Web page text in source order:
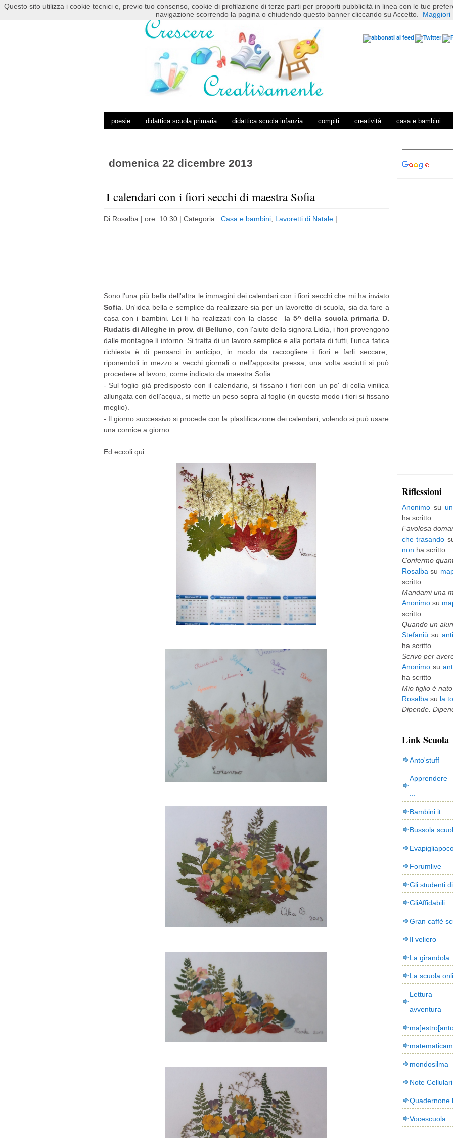
HOME POSTS RSS COMMENTS RSS
poesie didattica scuola primaria didattica scuola infanzia compiti creatività casa e bambini
domenica 22 dicembre 2013
I calendari con i fiori secchi di maestra Sofia
Di Rosalba | ore: 10:30 | Categoria : Casa e bambini, Lavoretti di Natale |
Sono l'una più bella dell'altra le immagini dei calendari con i fiori secchi che mi ha inviato
Sofia. Un'idea bella e semplice da realizzare sia per un lavoretto di scuola, sia da fare a
casa con i bambini. Lei li ha realizzati con la classe la 5^ della scuola primaria D.
Rudatis di Alleghe in prov. di Belluno , con l'aiuto della signora Lidia, i fiori provengono
dalle montagne lì intorno. Si tratta di un lavoro semplice e alla portata di tutti, l'unca fatica
richiesta è di pensarci in anticipo, in modo da raccogliere i fiori e farli seccare,
riponendoli in mezzo a vecchi giornali o nell'apposita pressa, una volta asciutti si può
procedere al lavoro, come indicato da maestra Sofia:
- Sul foglio già predisposto con il calendario, si fissano i fiori con un po' di colla vinilica
allungata con dell'acqua, si mette un peso sopra al foglio (in questo modo i fiori si fissano
meglio).
- Il giorno successivo si procede con la plastificazione dei calendari, volendo si può usare
una cornice a giorno.
Ed eccoli qui:
o
Riflessioni
Anonimosu
ha scritto
Favolosa
che trasando
non ha scritto
Confermo
Rosalba su
scritto
Mandami una
Anonimosu
scritto
Quando un
Stefaniù su
ha scritto
Scrivo per avere
Anonimosu
ha scritto
Mio figlio è nato
Rosalba su la
Dipende.
Link Scuola
Anto'stuff
Bambini.it
Bussola
Forumlive
Gli studenti
GliAffidabili
Gran caffè
Il veliero
La girandola
La scuola
avventura
mondosilma
Note Cellulari
Quadernone
Vocescuola
Questo sito utilizza i cookie tecnici e, previo tuo consenso, cookie di profilazione di terze parti per proporti pubblicità in linea con le tue
navigazione scorrendo la pagina o chiudendo questo banner cliccando su Accetto.
Maggiori